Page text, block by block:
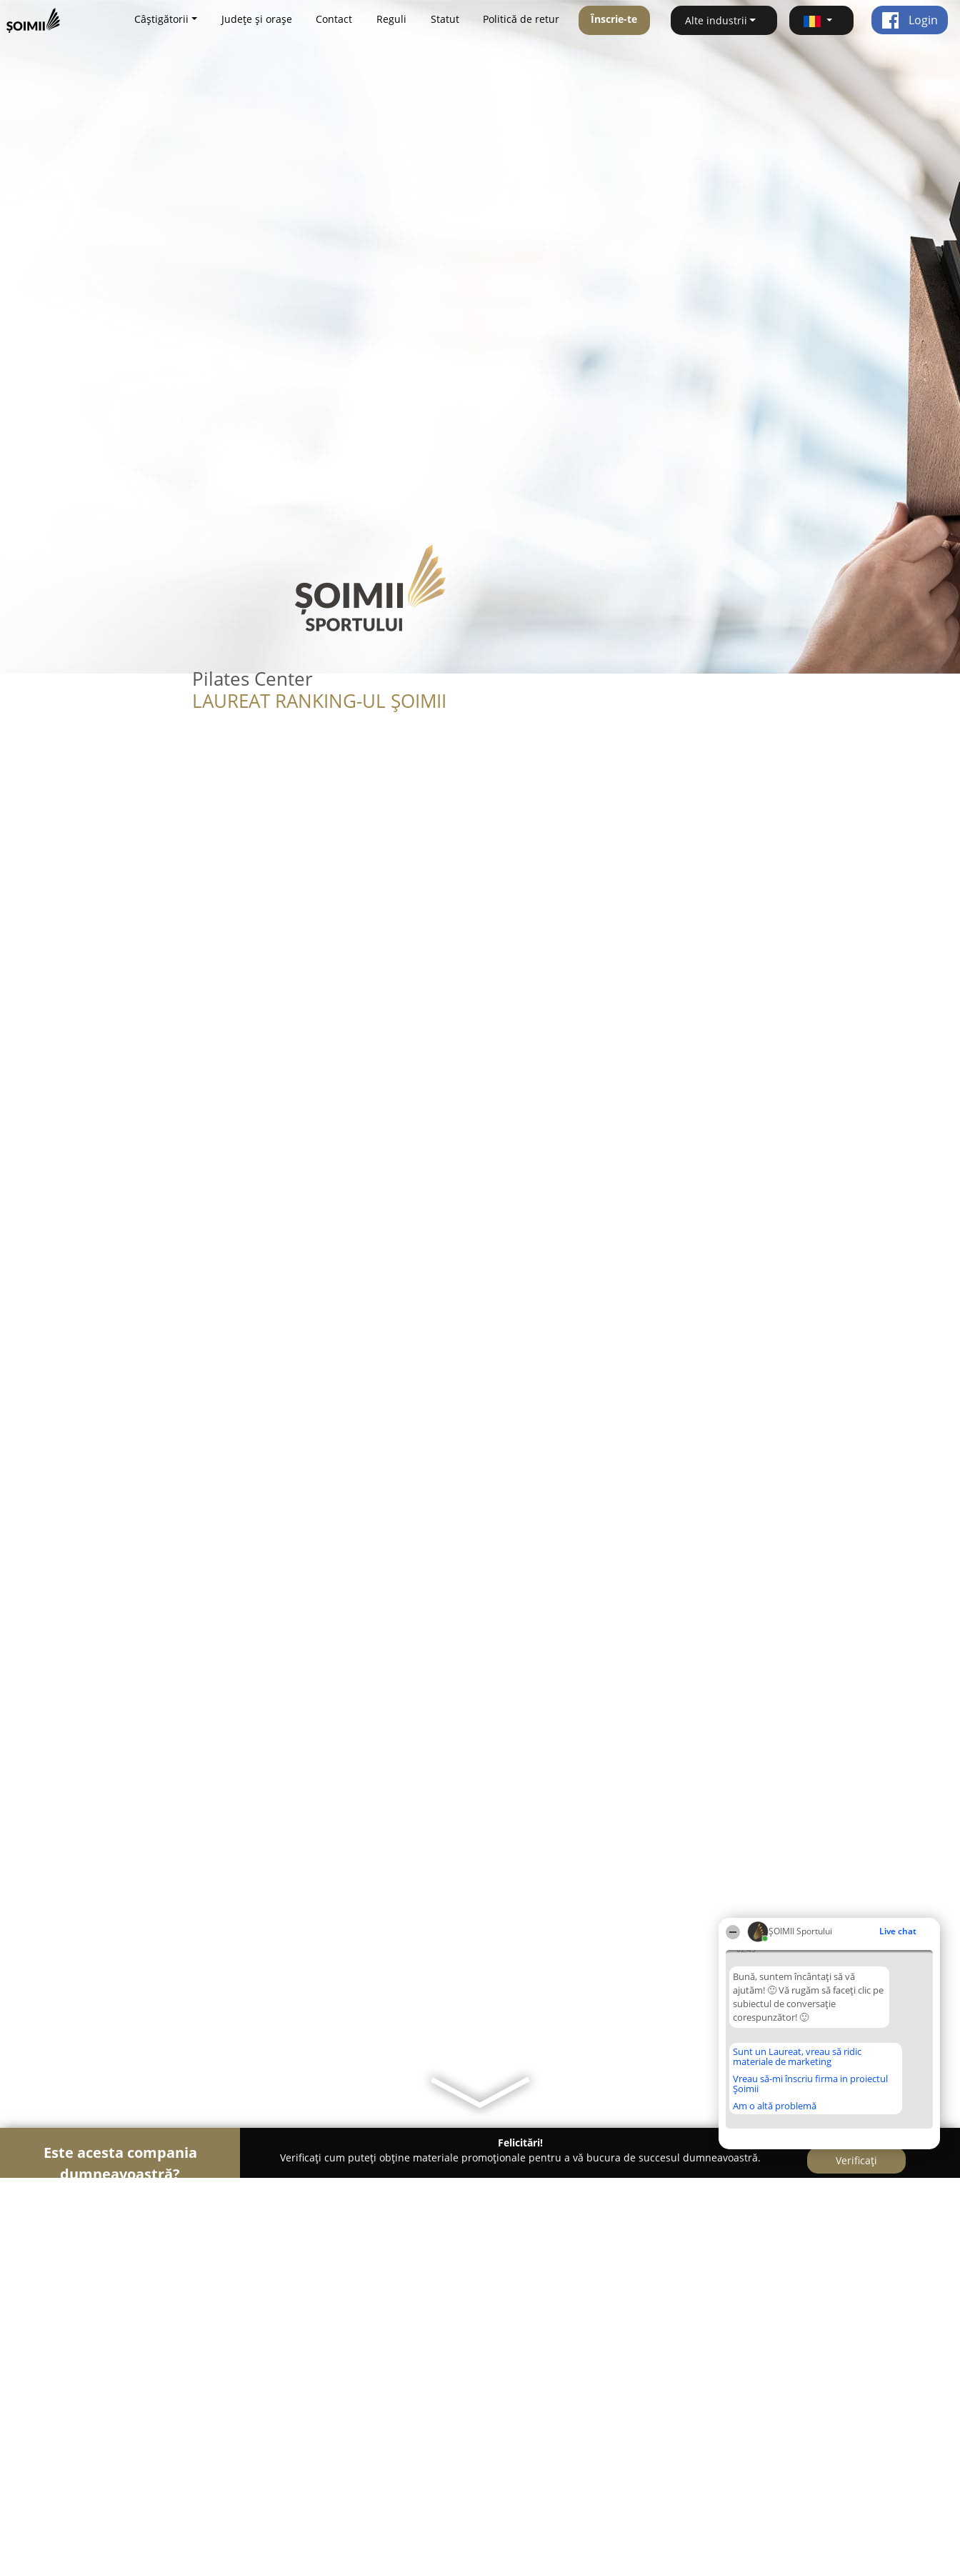
ȘOIMII Sportului Live chat
02:45
Bună, suntem încântați să vă
ajutăm! 🙂 Vă rugăm să faceți clic pe
subiectul de conversație
corespunzător! 🙂
Sunt un Laureat, vreau să ridic
materiale de marketing
Vreau să-mi înscriu firma in proiectul
Șoimii
Am o altă problemă
Câștigătorii Județe și orașe Contact Reguli Statut Politică de retur Înscrie-te Alte industrii Login
Pilates Center
LAUREAT RANKING-UL ȘOIMII
Este acesta compania
dumneavoastră?
Felicitări!
Verificați cum puteți obține materiale promoționale pentru a vă bucura de succesul dumneavoastră.
Verificați